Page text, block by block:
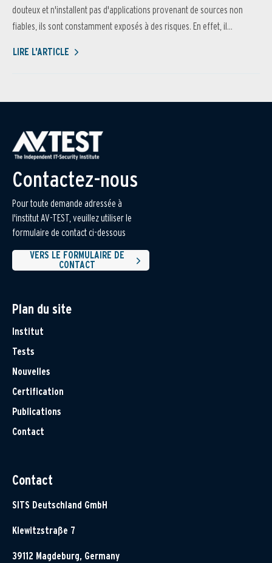
douteux et n'installent pas d'applications provenant de sources non
fiables, ils sont constamment exposés à des risques. En effet, il...
LIRE L'ARTICLE
Contactez-nous
Pour toute demande adressée à
l'institut AV-TEST, veuillez utiliser le
formulaire de contact ci-dessous
VERS LE FORMULAIRE DE
CONTACT
Plan du site
Institut
Tests
Nouvelles
Certification
Publications
Contact
Contact
SITS Deutschland GmbH
Klewitzstraße 7
39112 Magdeburg, Germany